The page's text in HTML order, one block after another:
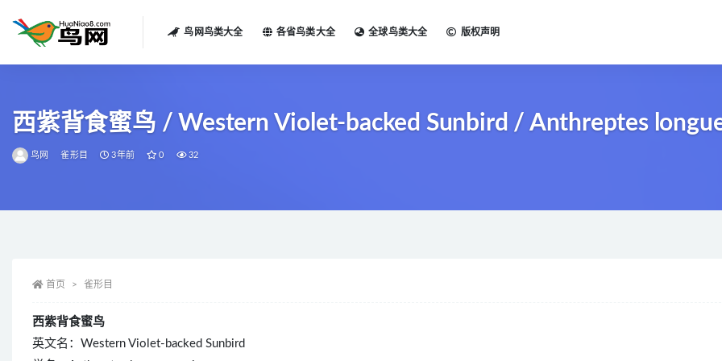
鸟网鸟类大全 各省鸟类大全 全球鸟类大全 版权声明
西紫背食蜜鸟 / Western Violet-backed Sunbird / Anthreptes
鸟网 雀形目 3年前 0 32
首页 雀形目
西紫背食蜜鸟
英文名：Western Violet-backed Sunbird